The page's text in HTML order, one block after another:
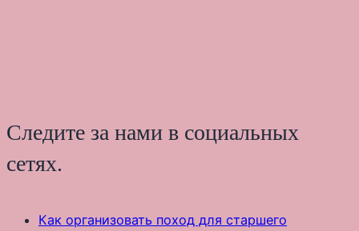
Следите за нами в социальных
сетях.
Как организовать поход для старшего